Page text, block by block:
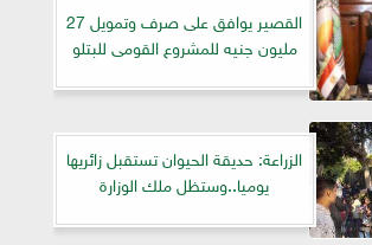
القصير يوافق على صرف وتمويل 27
مليون جنيه للمشروع القومى للبتلو
الزراعة: حديقة الحيوان تستقبل زائريها
يوميا..وستظل ملك الوزارة